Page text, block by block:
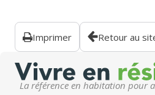
Imprimer Retour au
La référence en habitation pour